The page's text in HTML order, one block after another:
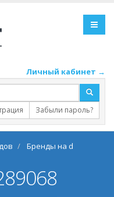
Личный кабинет →
Забыли пароль?
Бренды на d